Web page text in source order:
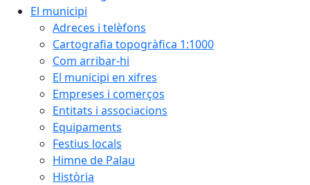
El municipi
Adreces i telèfons
Cartografia topogràfica 1:1000
Com arribar-hi
El municipi en xifres
Empreses i comerços
Entitats i associacions
Equipaments
Festius locals
Himne de Palau
Història